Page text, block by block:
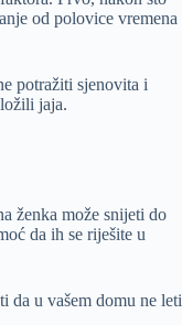
od polovice vremena
potražiti sjenovita i
jaja.
ženka može snijeti do
da ih se riješite u
da u vašem domu ne leti